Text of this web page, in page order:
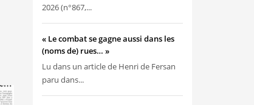
2026 (n°867,...
« Le combat se gagne aussi dans les
(noms de) rues… »
Lu dans un article de Henri de Fersan
paru dans...